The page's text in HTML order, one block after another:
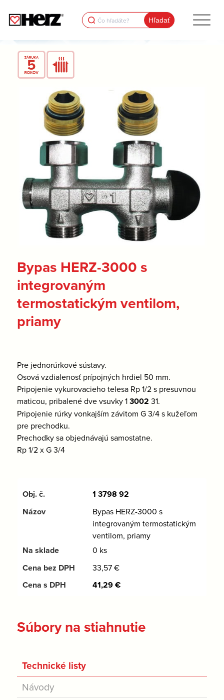
Search
for:
Bypas HERZ-3000 s
integrovaným
termostatickým ventilom,
priamy
Pre jednorúrkové sústavy.
Osová vzdialenosť prípojných hrdiel 50 mm.
Pripojenie vykurovacieho telesa Rp 1/2 s presuvnou
maticou, pribalené dve vsuvky 13002 31.
Pripojenie rúrky vonkajším závitom G 3/4 s kužeľom
pre prechodku.
Prechodky sa objednávajú samostatne.
Rp 1/2 x G 3/4
1 3798 92
Bypas HERZ-3000 s
integrovaným termostatickým
ventilom, priamy
0 ks
33,57€
41,29€
Súbory na stiahnutie
Technické listy
Návody